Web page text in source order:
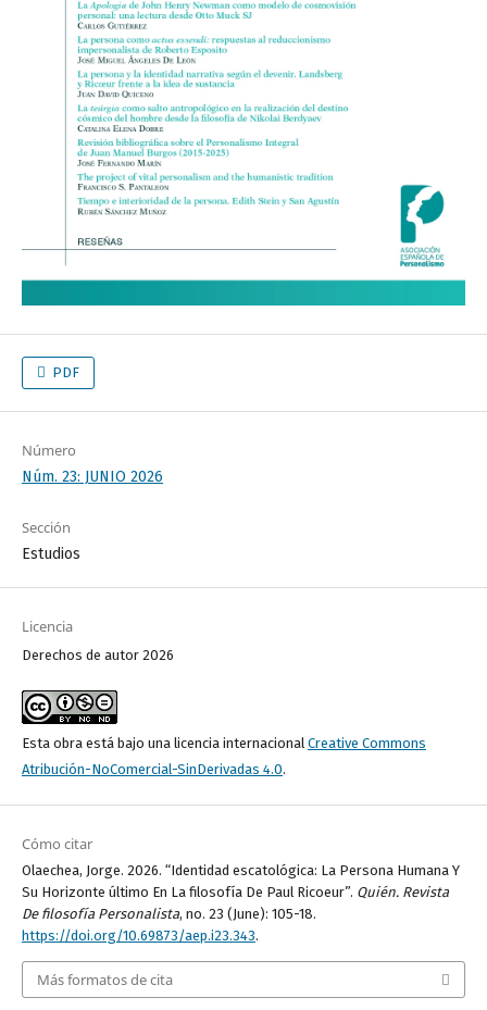
PDF
Número
Núm. 23: JUNIO 2026
Sección
Estudios
Licencia
Derechos de autor 2026
Esta obra está bajo una licencia internacional Creative Commons
Atribución-NoComercial-SinDerivadas 4.0.
Cómo citar
Olaechea, Jorge. 2026. “Identidad escatológica: La Persona Humana Y
Su Horizonte último En La filosofía De Paul Ricoeur”. Quién. Revista
De filosofía Personalista, no. 23 (June): 105-18.
https://doi.org/10.69873/aep.i23.343.
Más formatos de cita